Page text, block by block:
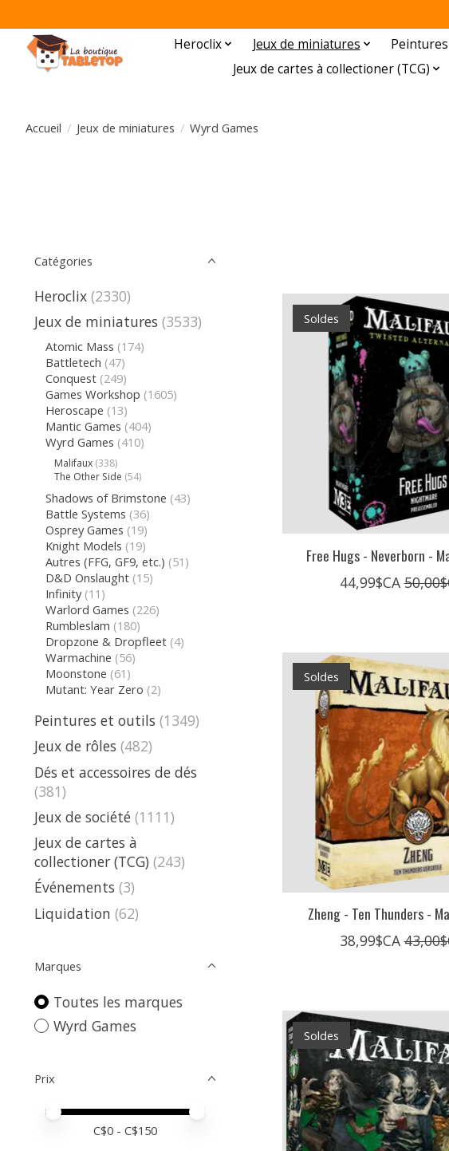
Heroclix Jeux de miniatures
Jeux de cartes à collectioner (TCG)
Accueil / Jeux de miniatures / Wyrd Games
Catégories
Heroclix (2330)
Jeux de miniatures (3533)
Atomic Mass (174)
Battletech (47)
Conquest (249)
Games Workshop (1605)
Heroscape (13)
Mantic Games (404)
Wyrd Games (410)
Malifaux (338)
The Other Side (54)
Shadows of Brimstone (43)
Battle Systems (36)
Osprey Games (19)
Knight Models (19)
Autres (FFG, GF9, etc.) (51)
D&D Onslaught (15)
Infinity (11)
Warlord Games (226)
Rumbleslam (180)
Dropzone & Dropfleet (4)
Warmachine (56)
Moonstone (61)
Mutant: Year Zero (2)
Peintures et outils (1349)
Jeux de rôles (482)
Dés et accessoires de dés
(381)
Jeux de société (1111)
Jeux de cartes à
collectioner (TCG) (243)
Événements (3)
Liquidation (62)
Marques
Toutes les marques
Wyrd Games
Prix
Prix minimum
Price maximum value
C$0 - C$150
Soldes
Free Hugs - Neverborn -
44,99$CA
Soldes
Zheng - Ten Thunders -
38,99$CA
Soldes